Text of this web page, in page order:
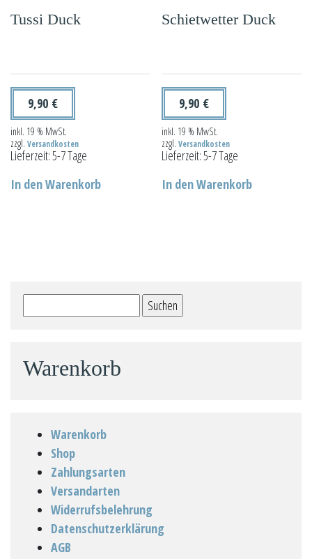
Tussi Duck
9,90 €
inkl. 19 % MwSt.
zzgl. Versandkosten
Lieferzeit:5-7 Tage
In den Warenkorb
Schietwetter Duck
9,90 €
inkl. 19 % MwSt.
zzgl.Versandkosten
Lieferzeit:5-7 Tage
In den Warenkorb
nach:
Warenkorb
Warenkorb
Shop
Zahlungsarten
Versandarten
Widerrufsbelehrung
Datenschutzerklärung
AGB